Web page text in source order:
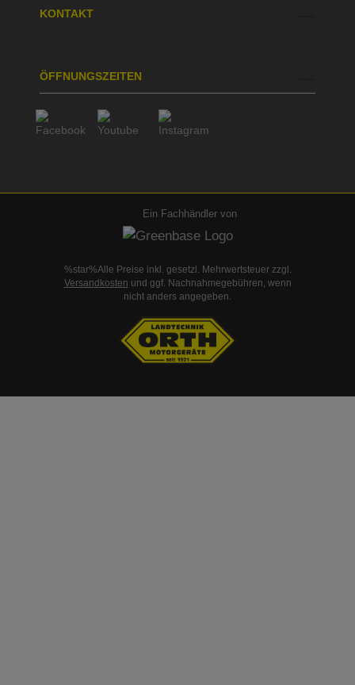
KONTAKT
ÖFFNUNGSZEITEN
Ein Fachhändler von
%star%Alle Preise inkl. gesetzl. Mehrwertsteuer zzgl.
Versandkosten und ggf. Nachnahmegebühren, wenn
nicht anders angegeben.